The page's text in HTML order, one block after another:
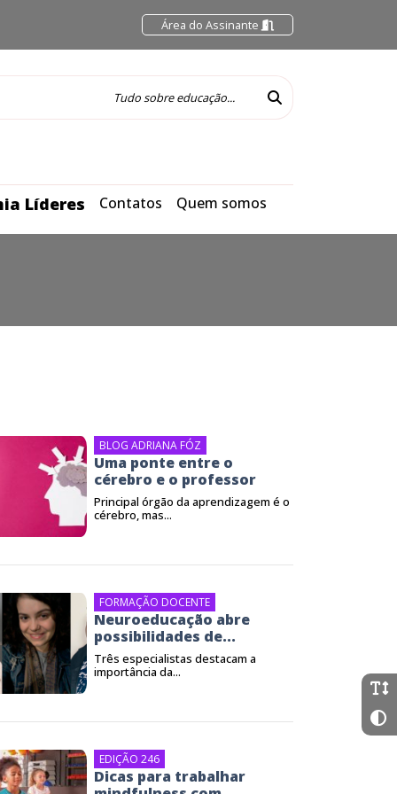
Área do Assinante
Líderes Contatos Quem somos
BLOG ADRIANA FÓZ
Uma ponte entre o
cérebro e o professor
Principal órgão da aprendizagem é o
cérebro, mas...
FORMAÇÃO DOCENTE
Neuroeducação abre
possibilidades de...
Três especialistas destacam a
importância da...
EDIÇÃO 246
Dicas para trabalhar